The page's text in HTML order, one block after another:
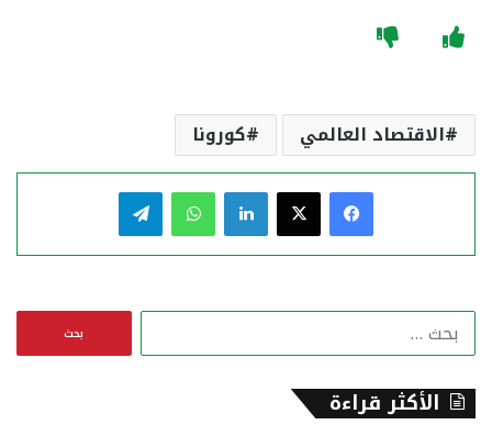
الاقتصاد العالمي كورونا
فيسبوك لينكدإن واتساب
الأكثر قراءة